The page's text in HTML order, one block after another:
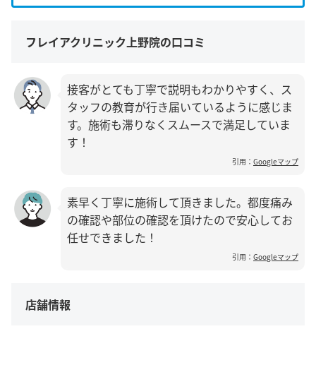
フレイアクリニック上野院の口コミ
接客がとても丁寧で説明もわかりやすく、ス
タッフの教育が行き届いているように感じま
す。施術も滞りなくスムースで満足していま
す！
引用： Googleマップ
素早く丁寧に施術して頂きました。都度痛み
の確認や部位の確認を頂けたので安心してお
任せできました！
引用： Googleマップ
店舗情報